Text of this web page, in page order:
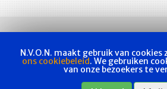
Actueel Les & examen
N.V.O.N. maakt gebruik van cookies
ons cookiebeleid. We gebruiken
van onze bezoekers te